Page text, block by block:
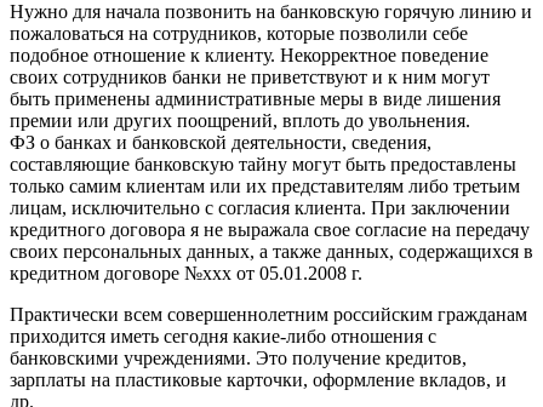
Нужно для начала позвонить на банковскую горячую линию и
пожаловаться на сотрудников, которые позволили себе
подобное отношение к клиенту. Некорректное поведение
своих сотрудников банки не приветствуют и к ним могут
быть применены административные меры в виде лишения
премии или других поощрений, вплоть до увольнения.
ФЗ о банках и банковской деятельности, сведения,
составляющие банковскую тайну могут быть предоставлены
только самим клиентам или их представителям либо третьим
лицам, исключительно с согласия клиента. При заключении
кредитного договора я не выражала свое согласие на передачу
своих персональных данных, а также данных, содержащихся в
кредитном договоре №ххх от 05.01.2008 г.
Практически всем совершеннолетним российским гражданам
приходится иметь сегодня какие-либо отношения с
банковскими учреждениями. Это получение кредитов,
зарплаты на пластиковые карточки, оформление вкладов, и
др.